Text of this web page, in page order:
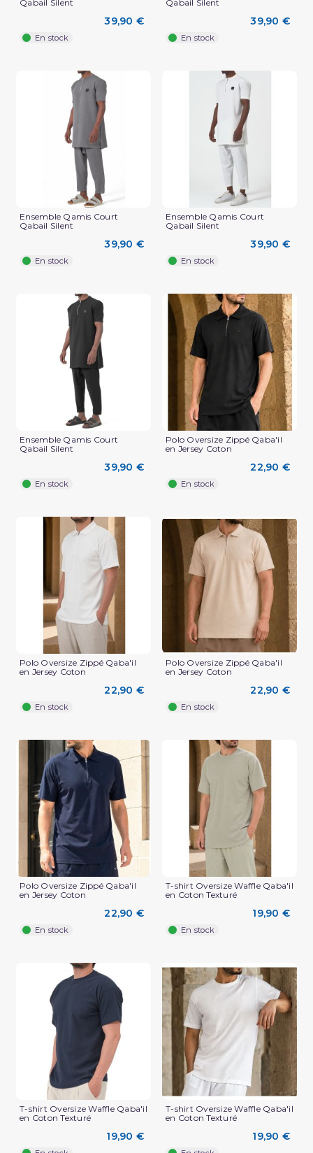
(2 avis)
(2 avis)
Qabail Silent
39,90 €
En stock
Qabail Silent
39,90 €
En stock
Ensemble Qamis Court
Qabail Silent
39,90 €
En stock
Ensemble Qamis Court
Qabail Silent
39,90 €
En stock
Ensemble Qamis Court
Qabail Silent
39,90 €
En stock
Polo Oversize Zippé Qaba'il
en Jersey Coton
22,90 €
En stock
Polo Oversize Zippé Qaba'il
en Jersey Coton
22,90 €
En stock
Polo Oversize Zippé Qaba'il
en Jersey Coton
22,90 €
En stock
Polo Oversize Zippé Qaba'il
en Jersey Coton
22,90 €
En stock
T-shirt Oversize Waffle Qaba'il
en Coton Texturé
19,90 €
En stock
T-shirt Oversize Waffle Qaba'il
en Coton Texturé
19,90 €
T-shirt Oversize Waffle Qaba'il
en Coton Texturé
19,90 €